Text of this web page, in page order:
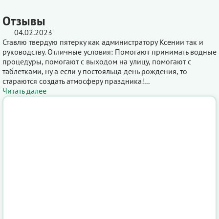
Отзывы
04.02.2023
Ставлю твердую пятерку как администратору Ксении так и
руководству. Отличные условия: Помогают принимать водные
процедуры, помогают с выходом на улицу, помогают с
таблетками, ну а если у постояльца день рождения, то
стараются создать атмосферу праздника!...
Читать далее